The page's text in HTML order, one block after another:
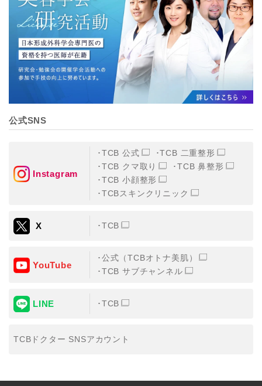
TCBグループは、取り扱う個人情報を、厳正な管理の下
に蓄積・保管し、当該個人情報への不正アクセス・紛
失・破壊・改ざんおよび漏洩等を防止するため、必要か
つ適切な組織的・人的・物理的・技術的防御措置を講じ
ます。
【個人情報の共同利用について】
TCBグループは、【利用目的】達成に必要な範囲で、取
得情報を共同して利用することがあります。
なお、共同利用にあたっては、一般社団法人メディカル
す。
一般社団法人メディカルアライアンス
①共同して利用される情報
②共同して利用する者の範囲
③共同利用する者の利用目的
【外部委託について】
おいて、取得情報の取扱いの全部または一部を外部の業
務委託先に委託することがあります。取得情報の取り扱
公式SNS
Instagram
TCB 公式
TCB 二重整形
TCB クマ取り
TCB 鼻整形
TCB 小顔整形
TCBスキンクリニック
X TCB
YouTube
公式（TCBオトナ美肌）
TCB サブチャンネル
LINE TCB
TCBドクター SNSアカウント